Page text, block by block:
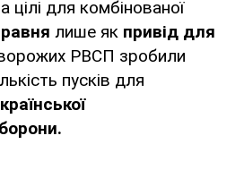
цілі для комбінованої
лише як привід для
РВСП зробили
пусків для